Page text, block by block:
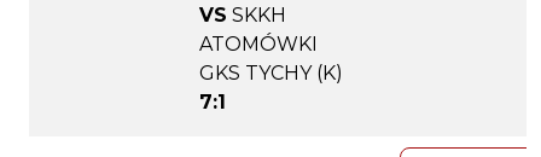
VS SKKH
ATOMÓWKI
GKS TYCHY (K)
7:1